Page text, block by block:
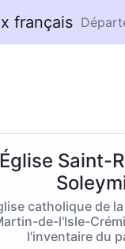
français
Église Saint-
catholique de
de-l'Isle-
l'inventaire du